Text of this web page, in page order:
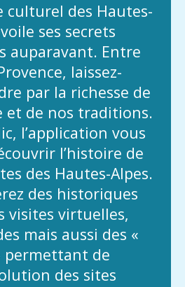
culturel des Hautes-
ses secrets
auparavant. Entre
laissez-
par la richesse de
et de nos traditions.
l’application vous
l’histoire de
des Hautes-Alpes.
des historiques
visites virtuelles,
mais aussi des «
permettant de
des sites